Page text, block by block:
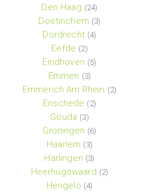
Den Haag (24)
Doetinchem (3)
Dordrecht (4)
Eefde (2)
Eindhoven (5)
Emmen (3)
Emmerich Am Rhein (2)
Enschede (2)
Gouda (3)
Groningen (6)
Haarlem (3)
Harlingen (3)
Heerhugowaard (2)
Hengelo (4)